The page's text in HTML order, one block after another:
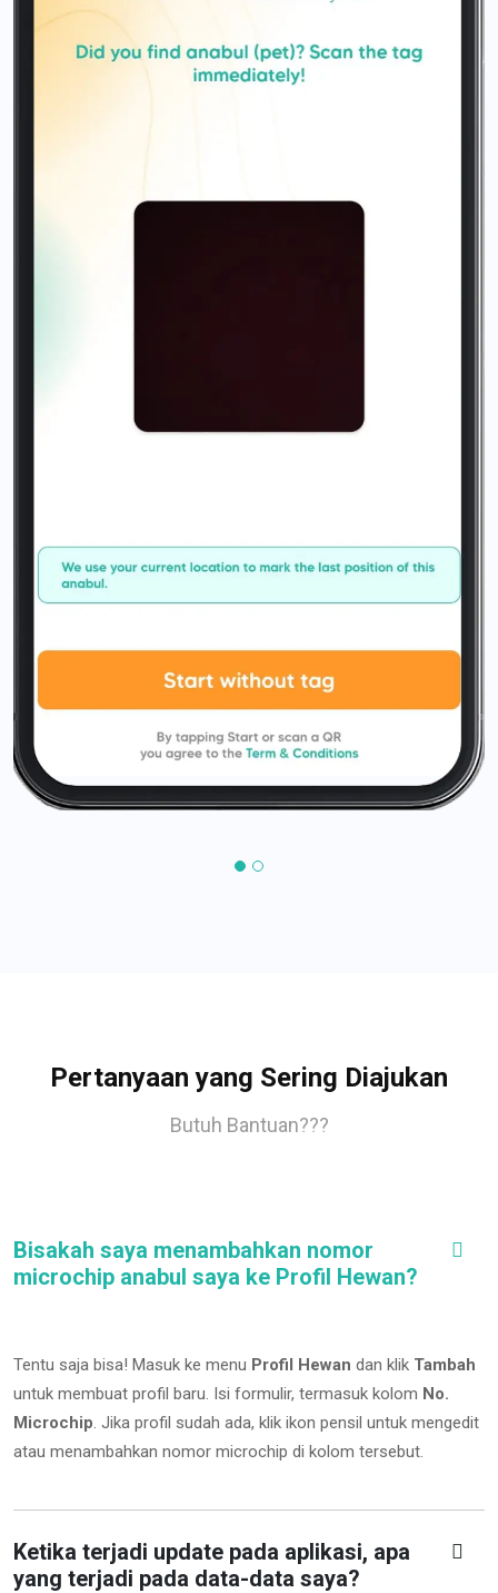
Pertanyaan yang Sering Diajukan
Butuh Bantuan???
Bisakah saya menambahkan nomor
microchip anabul saya ke Profil Hewan?
Tentu saja bisa! Masuk ke menu Profil Hewan dan klik Tambah
untuk membuat profil baru. Isi formulir, termasuk kolom No.
Microchip. Jika profil sudah ada, klik ikon pensil untuk mengedit
atau menambahkan nomor microchip di kolom tersebut.
Ketika terjadi update pada aplikasi, apa
yang terjadi pada data-data saya?